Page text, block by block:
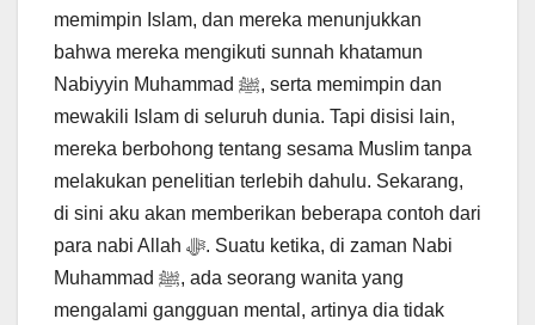
memimpin Islam, dan mereka menunjukkan
bahwa mereka mengikuti sunnah khatamun
Nabiyyin Muhammad ﷺ, serta memimpin dan
mewakili Islam di seluruh dunia. Tapi disisi lain,
mereka berbohong tentang sesama Muslim tanpa
melakukan penelitian terlebih dahulu. Sekarang,
di sini aku akan memberikan beberapa contoh dari
para nabi Allah ﷻ. Suatu ketika, di zaman Nabi
Muhammad ﷺ, ada seorang wanita yang
mengalami gangguan mental, artinya dia tidak